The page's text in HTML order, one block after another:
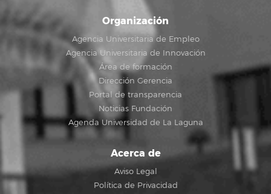
Organización
Agencia Universitaria de Empleo
Agencia Universitaria de Innovación
Área de formación
Dirección Gerencia
Portal de transparencia
Noticias Fundación
Agenda Universidad de La Laguna
Acerca de
Aviso Legal
Política de Privacidad